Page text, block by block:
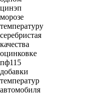
цинэп
морозе
температуру
серебристая
качества
оцинковке
пф115
добавки
температур
автомобиля